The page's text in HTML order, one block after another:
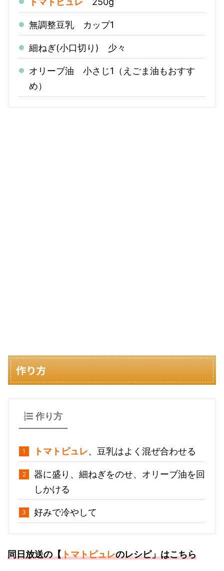
無調整豆乳 カップ1
細ねぎ(小口切り) 少々
オリーブ油 小さじ1（えごま油もおすす
め）
作り方
作り方
トマトピュレ、豆乳はよく混ぜ合わせる
器に盛り、細ねぎをのせ、オリーブ油を回
しかける
好みで冷やして
同日放送の【トマトピュレのレシピ」はこちら